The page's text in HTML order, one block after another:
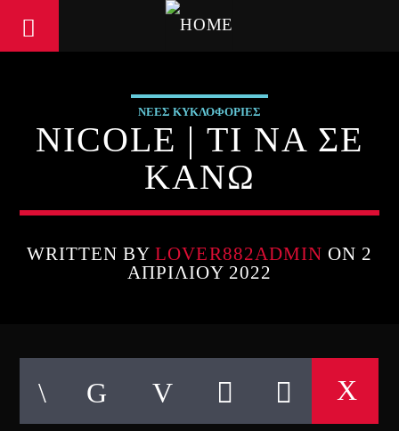
ΝΕΕΣ ΚΥΚΛΟΦΟΡΙΕΣ
NICOLE | ΤΙ ΝΑ ΣΕ
ΚΑΝΩ
WRITTEN BYLOVER882ADMIN ON 2
ΑΠΡΙΛΊΟΥ 2022